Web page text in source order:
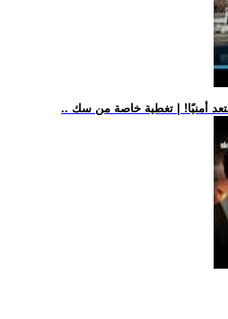
أمنيًا! | تغطية خاصة من سك